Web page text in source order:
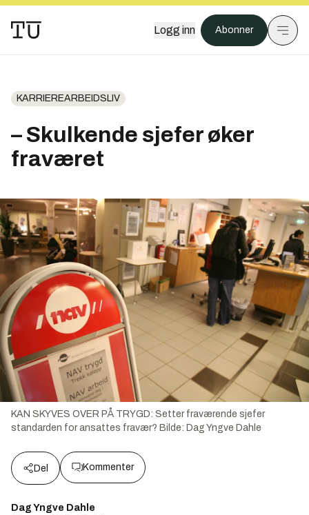
Logg inn Abonner
KARRIEREARBEIDSLIV
– Skulkende sjefer øker
fraværet
KAN SKYVES OVER PÅ TRYGD: Setter fraværende sjefer
standarden for ansattes fravær? Bilde: Dag Yngve Dahle
Del Kommenter
Dag Yngve Dahle